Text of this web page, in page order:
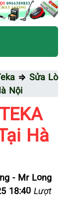
⇒ Sửa Lò
Nội
Hà
- Mr Long
18:40 Lượt